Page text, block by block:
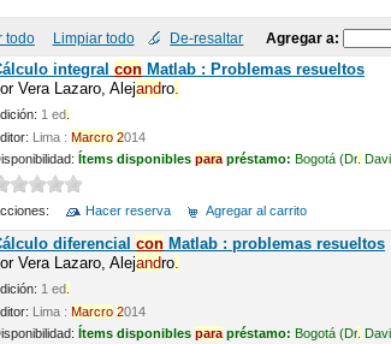
todo Limpiar todo De-resaltar Agregar a:
integral conMatlab : Problemas resueltos
Vera Lazaro, Alejandro.
1 ed
Lima : Marcro 2014
Ítems disponibles parapréstamo: Bogotá (Dr.
Hacer reserva Agregar al carrito
diferencial conMatlab : problemas resueltos
Vera Lazaro, Alejandro.
1 ed
Lima : Marcro 2014
Ítems disponibles parapréstamo: Bogotá (Dr.